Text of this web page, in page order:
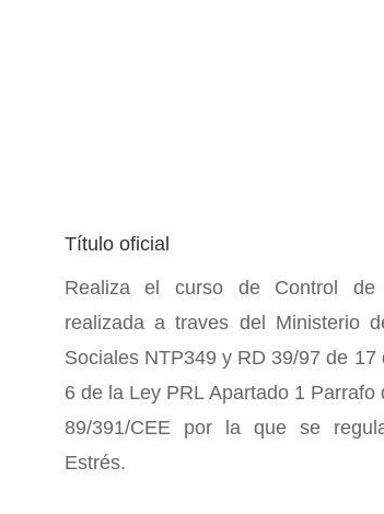
Título oficial
Realiza el curso de Control de
realizada a traves del Ministerio
Sociales NTP349 y RD 39/97 de
6 de la Ley PRL Apartado 1
89/391/CEE por la que se
Estrés.